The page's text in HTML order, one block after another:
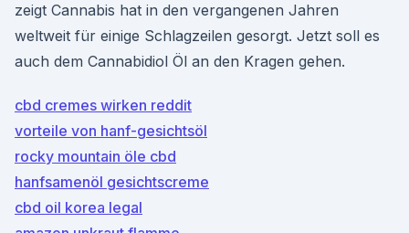
zeigt Cannabis hat in den vergangenen Jahren
weltweit für einige Schlagzeilen gesorgt. Jetzt soll es
auch dem Cannabidiol Öl an den Kragen gehen.
cbd cremes wirken reddit
vorteile von hanf-gesichtsöl
rocky mountain öle cbd
hanfsamenöl gesichtscreme
cbd oil korea legal